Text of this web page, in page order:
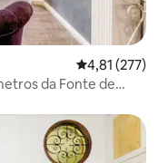
Classificação
4,81 (277)
da Fonte de